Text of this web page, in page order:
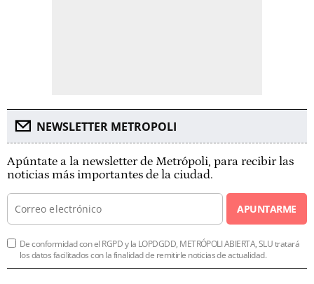
NEWSLETTER METROPOLI
Apúntate a la newsletter de Metrópoli, para recibir las
noticias más importantes de la ciudad.
APUNTARME
De conformidad con el RGPD y la LOPDGDD, METRÓPOLI ABIERTA, SLU tratará
los datos facilitados con la finalidad de remitirle noticias de actualidad.